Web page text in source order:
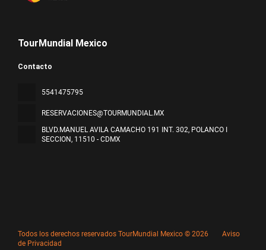
TourMundial Mexico
Contacto
5541475795
RESERVACIONES@TOURMUNDIAL.MX
BLVD.MANUEL AVILA CAMACHO 191 INT. 302, POLANCO I
SECCION, 11510 - CDMX
Todos los derechos reservados TourMundial Mexico © 2026
Aviso
de Privacidad